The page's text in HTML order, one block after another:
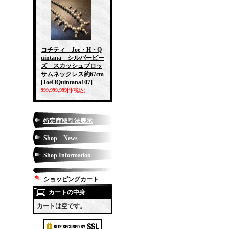
コチティ Joe・H・Q
uintana シルバービー
ズ スカッシュブロッ
サムネックレス約67cm
[JoeHQuintana107]
999,999,999円(税込)
特定商取引法表示
Shop News
Shop Information
ショッピングカート
カートの中身
カートは空です。